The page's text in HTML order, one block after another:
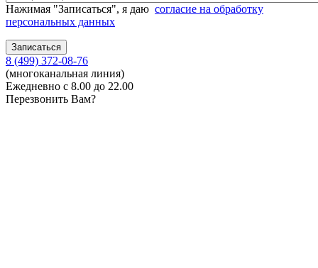
Нажимая "Записаться", я даю согласие на обработку
персональных данных
8 (499) 372-08-76
(многоканальная линия)
Ежедневно с 8.00 до 22.00
Перезвонить Вам?